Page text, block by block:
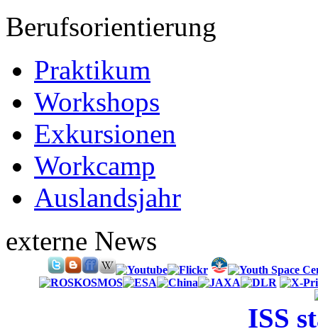
Berufsorientierung
Praktikum
Workshops
Exkursionen
Workcamp
Auslandsjahr
externe News
ISS